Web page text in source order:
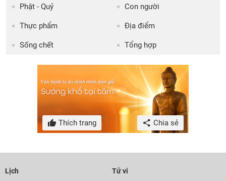
Phật - Quỷ Con người
Thực phẩm Địa điểm
Sống chết Tổng hợp
Thích trang Chia sẻ
Lịch
Tử vi